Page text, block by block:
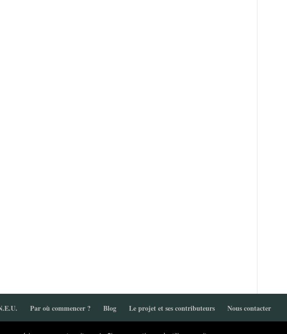
Par où commencer ? Blog Le projet et ses contributeurs Nous contacter